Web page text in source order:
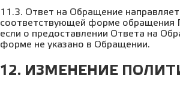
11.3. Ответ на Обращение
соответствующей форме обращения
если о предоставлении Ответа на
форме не указано в Обращении.
12. ИЗМЕНЕНИЕ